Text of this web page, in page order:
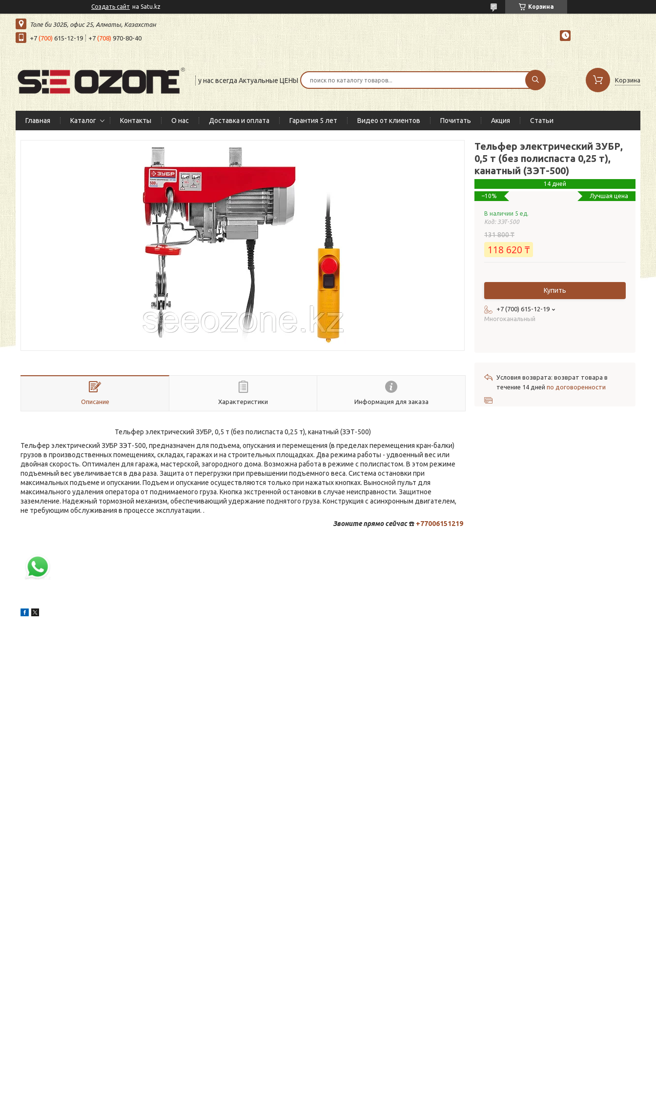
Создать сайт на Satu.kz Корзина
Толе би 302Б, офис 25, Алматы, Казахстан
+7 (700)615-12-19 +7(708) 970-80-40
у нас всегда Актуальные ЦЕНЫ Корзина
Главная Каталог Контакты О нас Доставка и оплата Гарантия 5 лет Видео от клиентов Почитать Акция Статьи
Описание Характеристики Информация для заказа
Тельфер электрический ЗУБР, 0,5 т (без полиспаста 0,25 т), канатный (ЗЭТ-500)
Тельфер электрический ЗУБР ЗЭТ-500, предназначен для подъема, опускания и перемещения (в пределах перемещения кран-балки)
грузов в производственных помещениях, складах, гаражах и на строительных площадках. Два режима работы - удвоенный вес или
двойная скорость. Оптимален для гаража, мастерской, загородного дома. Возможна работа в режиме с полиспастом. В этом режиме
подъемный вес увеличивается в два раза. Защита от перегрузки при превышении подъемного веса. Система остановки при
максимальных подъеме и опускании. Подъем и опускание осуществляются только при нажатых кнопках. Выносной пульт для
максимального удаления оператора от поднимаемого груза. Кнопка экстренной остановки в случае неисправности. Защитное
заземление. Надежный тормозной механизм, обеспечивающий удержание поднятого груза. Конструкция с асинхронным двигателем,
не требующим обслуживания в процессе эксплуатации. .
Звоните прямо сейчас ☎️ +77006151219
Тельфер электрический ЗУБР,
0,5 т (без полиспаста 0,25 т),
канатный (ЗЭТ-500)
Лучшая цена
14 дней
–10%
В наличии 5 ед.
Код: ЗЭТ-500
131 800 ₸
118 620 ₸
Купить
+7 (700) 615-12-19
Многоканальный
возврат товара в
течение 14 дней по договоренности